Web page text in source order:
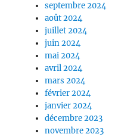
septembre 2024
août 2024
juillet 2024
juin 2024
mai 2024
avril 2024
mars 2024
février 2024
janvier 2024
décembre 2023
novembre 2023